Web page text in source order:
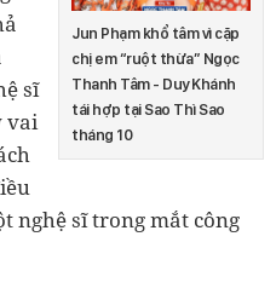
Jun Phạm khổ tâm vì cặp
chị em “ruột thừa” Ngọc
Thanh Tâm - Duy Khánh
tái hợp tại Sao Thì Sao
tháng 10
sĩ
vai
nghệ sĩ trong mắt công